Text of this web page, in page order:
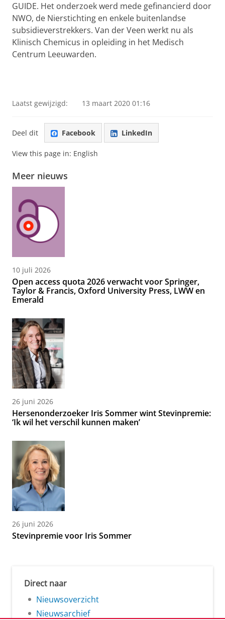
GUIDE. Het onderzoek werd mede gefinancierd door
NWO, de Nierstichting en enkele buitenlandse
subsidieverstrekkers. Van der Veen werkt nu als
Klinisch Chemicus in opleiding in het Medisch
Centrum Leeuwarden.
Laatst gewijzigd: 13 maart 2020 01:16
Deel dit Facebook LinkedIn
View this page in: English
Meer nieuws
10 juli 2026
Open access quota 2026 verwacht voor Springer,
Taylor & Francis, Oxford University Press, LWW en
Emerald
26 juni 2026
Hersenonderzoeker Iris Sommer wint Stevinpremie:
‘Ik wil het verschil kunnen maken’
26 juni 2026
Stevinpremie voor Iris Sommer
Direct naar
Nieuwsoverzicht
Nieuwsarchief